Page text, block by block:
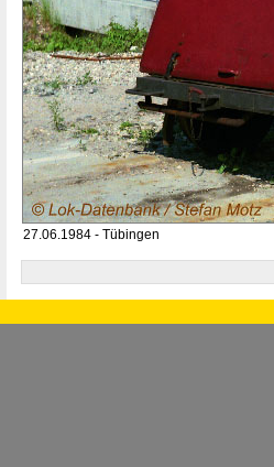
27.06.1984 - Tübingen